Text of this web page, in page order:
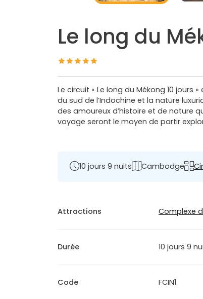
Le long du
Le circuit « Le long du Mékong 10
du sud de l’Indochine et la nature
des amoureux d’histoire et de nature
voyage seront le moyen de partir
10 jours 9 nuits Cambodge
Attractions Complexe
Durée 10 jours 9
Code FCIN1